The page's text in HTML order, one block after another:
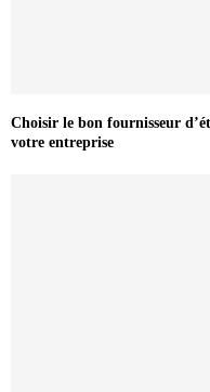
Choisir le bon fournisseur
votre entreprise